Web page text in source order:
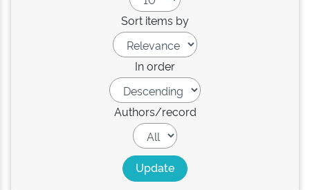
Sort items by
In order
Authors/record